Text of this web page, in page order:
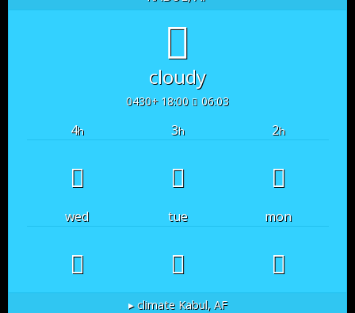
cloudy
06:03
18:00 +0430
2h
3h
4h
mon
tue
wed
Kabul, AF
climate ▸